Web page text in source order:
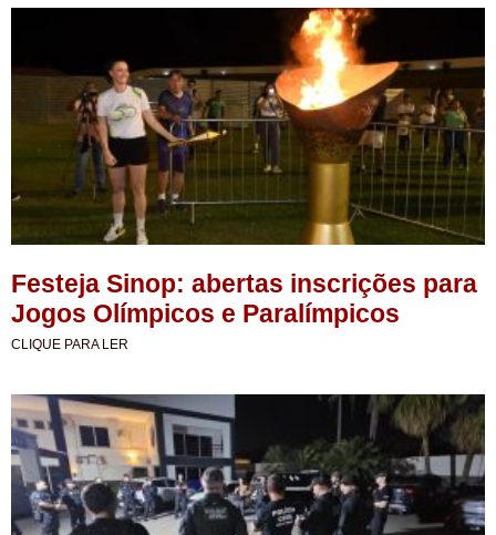
Festeja Sinop: abertas inscrições para
Jogos Olímpicos e Paralímpicos
CLIQUE PARA LER